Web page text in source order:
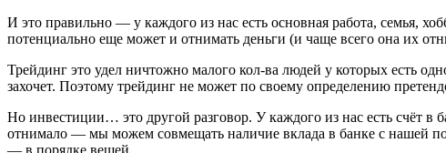
И это правильно — у каждого из нас есть основная работа, семья,
потенциально еще может и отнимать деньги (и чаще всего она их
Трейдинг это удел ничтожно малого кол-ва людей у которых есть
захочет. Поэтому трейдинг не может по своему определению
Но инвестиции… это другой разговор. У каждого из нас есть счёт
отнимало — мы можем совмещать наличие вклада в банке с нашей
— в порядке вещей.